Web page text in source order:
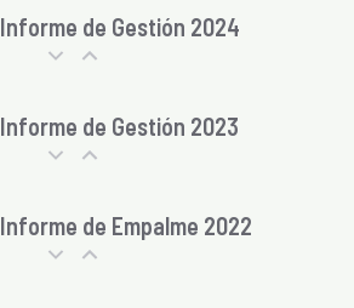
Informe de Gestión 2024
Informe de Gestión 2023
Informe de Empalme 2022